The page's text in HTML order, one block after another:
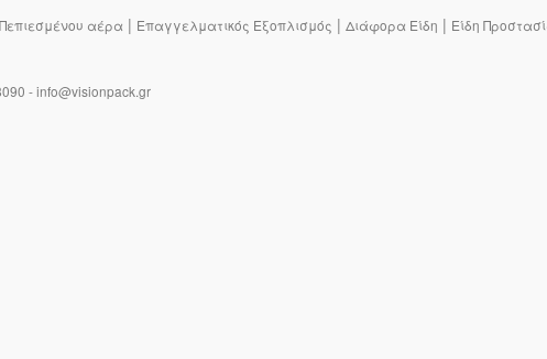
αέρα | Επαγγελματικός Εξοπλισμός | Διάφορα Είδη | Είδη
- info@visionpack.gr